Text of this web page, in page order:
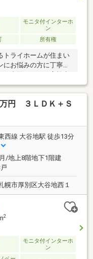
モニタ付インターホ
ン
所有権
ライホームが住まい
お悩みの方に丁寧に
内覧ツアーを実施中
紹介します●物件特
１２分◎１階南西向き
１２月リフォーム完
ユニットバス・浴室
ンで食洗機付き○約２
ングにエアコン付き○
能（２匹まで）○敷地
円 ３ＬＤＫ＋Ｓ
西線 大谷地駅 徒歩13分
/地上8階地下1階建
幌市厚別区大谷地西１
2
モニタ付インターホ
ン